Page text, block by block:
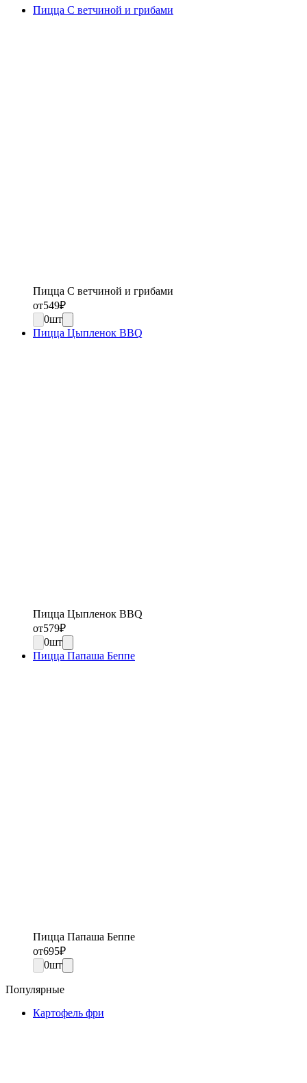
Пицца С ветчиной и грибами
Пицца С ветчиной и грибами
от549₽
0шт
Пицца Цыпленок BBQ
Пицца Цыпленок BBQ
от579₽
0шт
Пицца Папаша Беппе
Пицца Папаша Беппе
от695₽
0шт
Популярные
Картофель фри